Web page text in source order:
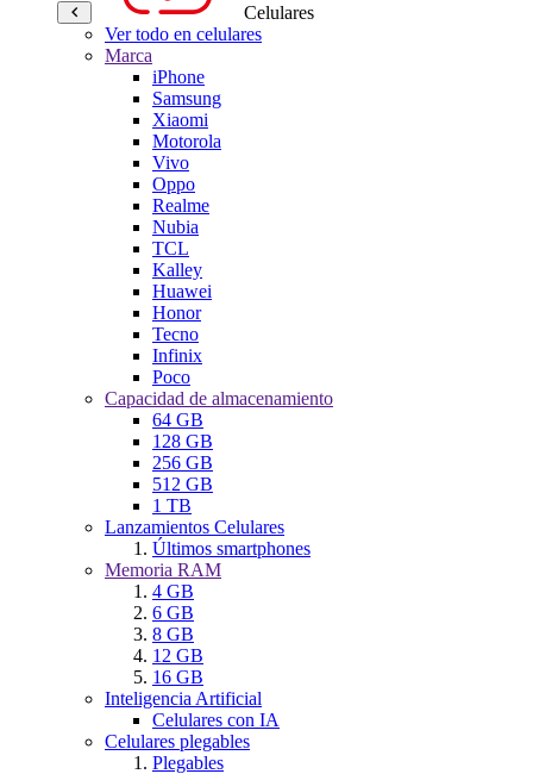
Celulares
Ver todo en celulares
Marca
iPhone
Samsung
Xiaomi
Motorola
Vivo
Oppo
Realme
Nubia
TCL
Kalley
Huawei
Honor
Tecno
Infinix
Poco
Capacidad de almacenamiento
64 GB
128 GB
256 GB
512 GB
1 TB
Lanzamientos Celulares
Últimos smartphones
Memoria RAM
4 GB
6 GB
8 GB
12 GB
16 GB
Inteligencia Artificial
Celulares con IA
Celulares plegables
Plegables